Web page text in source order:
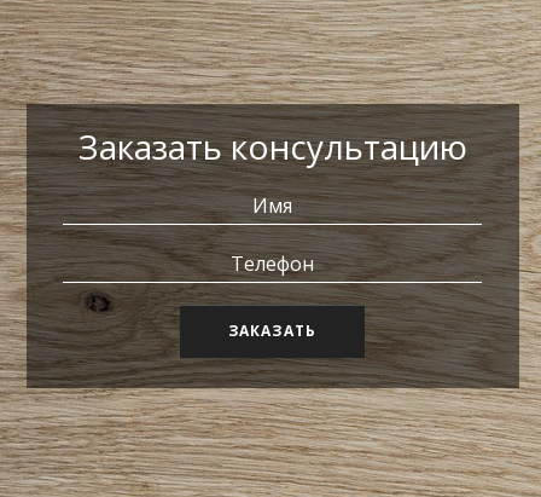
Заказать консультацию
ЗАКАЗАТЬ